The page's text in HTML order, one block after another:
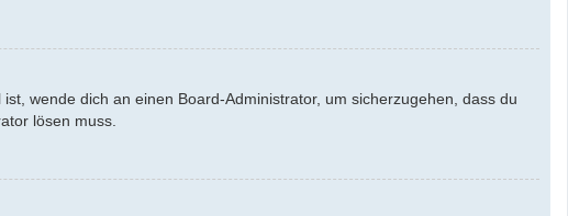
wende dich an einen Board-Administrator, um sicherzugehen, dass du
lösen muss.